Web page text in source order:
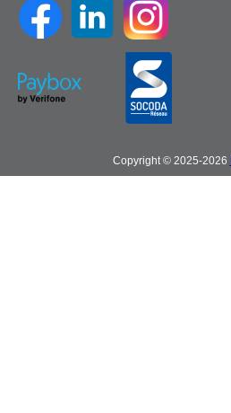
Copyright © 2025-2026